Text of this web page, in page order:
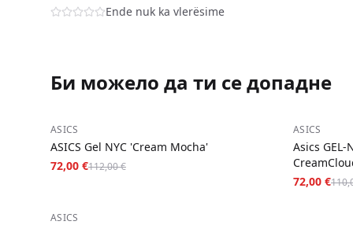
Ende nuk ka vlerësime
Би можело да ти се допадне
−36
ASICS
ASICS Gel NYC 'Cream Mocha'
72,00 €112,00 €
−35
ASICS
Asics GEL-
72,00 €
−43
ASICS